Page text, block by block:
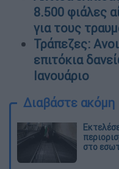
8.500 φιάλες
για τους
Τράπεζες:
επιτόκια
Ιανουάριο
Διαβάστε ακόμη
στο